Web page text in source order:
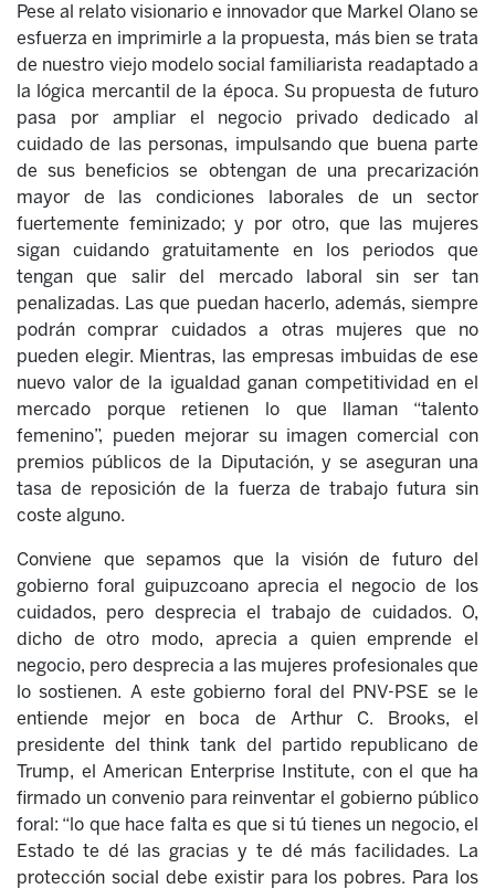
Pese al relato visionario e innovador que Markel Olano se
esfuerza en imprimirle a la propuesta, más bien se trata
de nuestro viejo modelo social familiarista readaptado a
la lógica mercantil de la época. Su propuesta de futuro
pasa por ampliar el negocio privado dedicado al
cuidado de las personas, impulsando que buena parte
de sus beneficios se obtengan de una precarización
mayor de las condiciones laborales de un sector
fuertemente feminizado; y por otro, que las mujeres
sigan cuidando gratuitamente en los periodos que
tengan que salir del mercado laboral sin ser tan
penalizadas. Las que puedan hacerlo, además, siempre
podrán comprar cuidados a otras mujeres que no
pueden elegir. Mientras, las empresas imbuidas de ese
nuevo valor de la igualdad ganan competitividad en el
mercado porque retienen lo que llaman “talento
femenino”, pueden mejorar su imagen comercial con
premios públicos de la Diputación, y se aseguran una
tasa de reposición de la fuerza de trabajo futura sin
coste alguno.
Conviene que sepamos que la visión de futuro del
gobierno foral guipuzcoano aprecia el negocio de los
cuidados, pero desprecia el trabajo de cuidados. O,
dicho de otro modo, aprecia a quien emprende el
negocio, pero desprecia a las mujeres profesionales que
lo sostienen. A este gobierno foral del PNV-PSE se le
entiende mejor en boca de Arthur C. Brooks, el
presidente del think tank del partido republicano de
Trump, el American Enterprise Institute, con el que ha
firmado un convenio para reinventar el gobierno público
foral: “lo que hace falta es que si tú tienes un negocio, el
Estado te dé las gracias y te dé más facilidades. La
protección social debe existir para los pobres. Para los